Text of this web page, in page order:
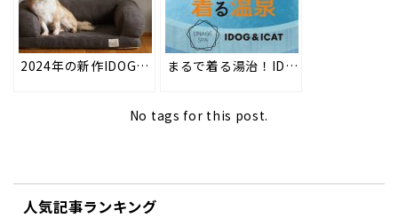
2024年の新作IDOG&ICATオリジナルペットベッド類を2024年2月7日より順次販売。長くご愛用いただけるウレタンフォームの高品質ベッドなど、ペットに優しいベッドで愛犬・愛猫に心地よい眠りを まるで着る湯治！IDOG&ICATからペットのヘルスケアアイテム【UNAGE SPA(アンエイジ スパ)】が2024年3月15日より順次販売開始！新陳代謝や免疫力が心配なシニアや病中・病後のペットに。
No tags for this post.
人気記事ランキング